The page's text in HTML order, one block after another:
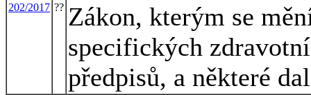
202/2017 ?? Zákon, kterým se
specifických
předpisů, a některé